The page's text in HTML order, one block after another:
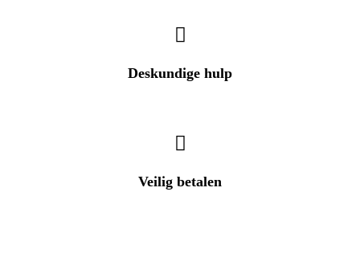
Deskundige hulp
Veilig betalen